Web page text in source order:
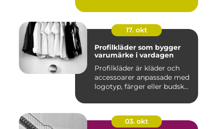
17. okt
Profilkläder som bygger
varumärke i vardagen
Profilkläder är kläder och
accessoarer anpassade med
logotyp, färger eller budsk...
03. okt